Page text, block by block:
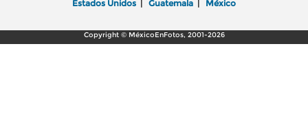
Estados Unidos | Guatemala | México
Copyright © MéxicoEnFotos, 2001-2026